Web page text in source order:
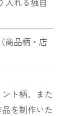
商品柄・店
ト柄、また
を制作いた